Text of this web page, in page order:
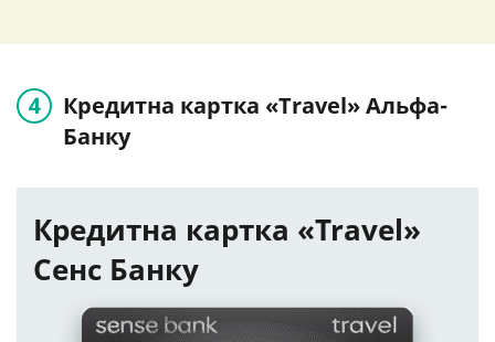
Кредитна картка «Travel» Альфа-
Банку
Кредитна картка «Travel»
Сенс Банку